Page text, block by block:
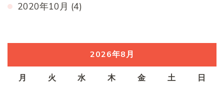
2020年10月 (4)
2026年8月
月 火 水 木 金 土 日